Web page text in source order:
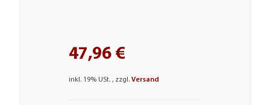
47,96 €
inkl. 19% USt. , zzgl.Versand